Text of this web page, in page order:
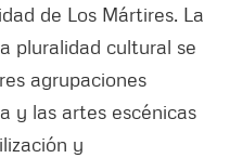
de Los Mártires. La
pluralidad cultural se
agrupaciones
y las artes escénicas
y